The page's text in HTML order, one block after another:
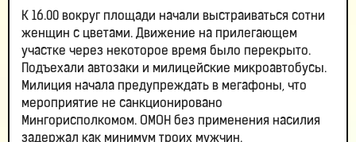
К 16.00 вокруг площади начали выстраиваться сотни
женщин с цветами. Движение на прилегающем
участке через некоторое время было перекрыто.
Подъехали автозаки и милицейские микроавтобусы.
Милиция начала предупреждать в мегафоны, что
мероприятие не санкционировано
Мингорисполкомом. ОМОН без применения насилия
задержал как минимум троих мужчин.